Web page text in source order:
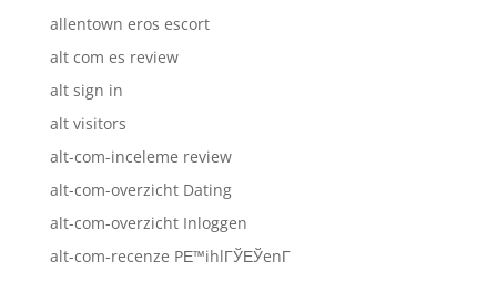
allentown eros escort
alt com es review
alt sign in
alt visitors
alt-com-inceleme review
alt-com-overzicht Dating
alt-com-overzicht Inloggen
alt-com-recenze PЕ™ihlГЎЕЎenГ­